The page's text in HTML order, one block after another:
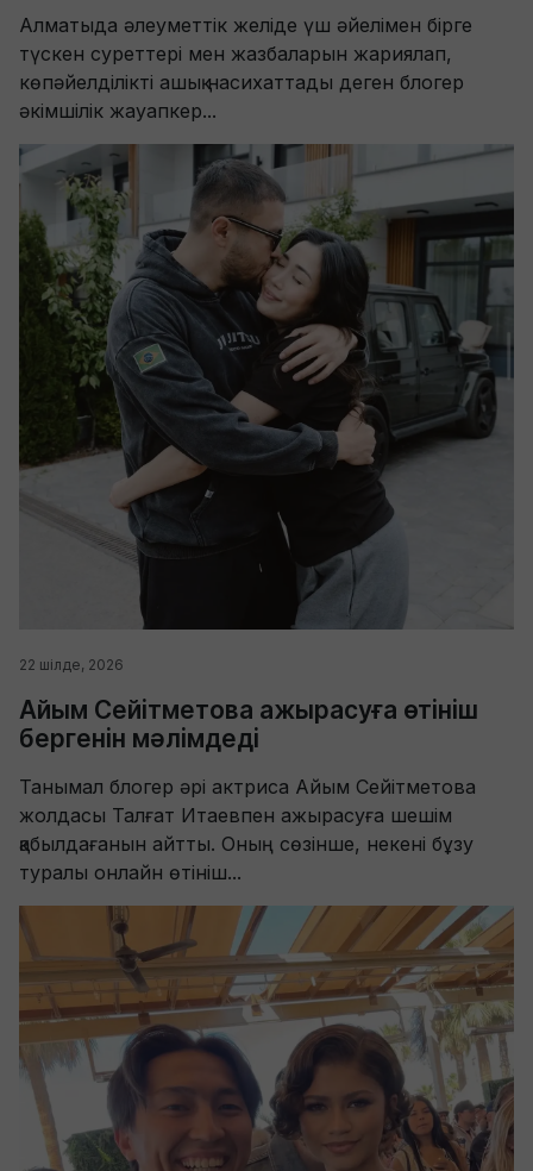
Алматыда әлеуметтік желіде үш әйелімен бірге
түскен суреттері мен жазбаларын жариялап,
көпәйелділікті ашық насихаттады деген блогер
әкімшілік жауапкер...
22 шілде, 2026
Айым Сейітметова ажырасуға өтініш
бергенін мәлімдеді
Танымал блогер әрі актриса Айым Сейітметова
жолдасы Талғат Итаевпен ажырасуға шешім
қабылдағанын айтты. Оның сөзінше, некені бұзу
туралы онлайн өтініш...